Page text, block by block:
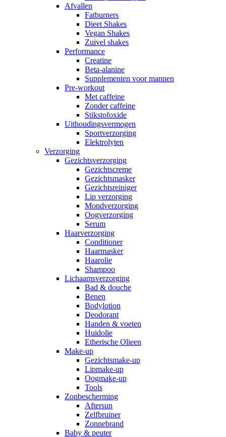
Afvallen
Fatburners
Dieet Shakes
Vegan Shakes
Zuivel shakes
Performance
Creatine
Beta-alanine
Supplementen voor mannen
Pre-workout
Met caffeine
Zonder caffeine
Stikstofoxide
Uithoudingsvermogen
Sportverzorging
Elektrolyten
Verzorging
Gezichtsverzorging
Gezichtscreme
Gezichtsmasker
Gezichtsreiniger
Lip verzorging
Mondverzorging
Oogverzorging
Serum
Haarverzorging
Conditioner
Haarmasker
Haarolie
Shampoo
Lichaamsverzorging
Bad & douche
Benen
Bodylotion
Deodorant
Handen & voeten
Huidolie
Etherische Olieen
Make-up
Gezichtsmake-up
Lipmake-up
Oogmake-up
Tools
Zonbescherming
Aftersun
Zelfbruiner
Zonnebrand
Baby & peuter